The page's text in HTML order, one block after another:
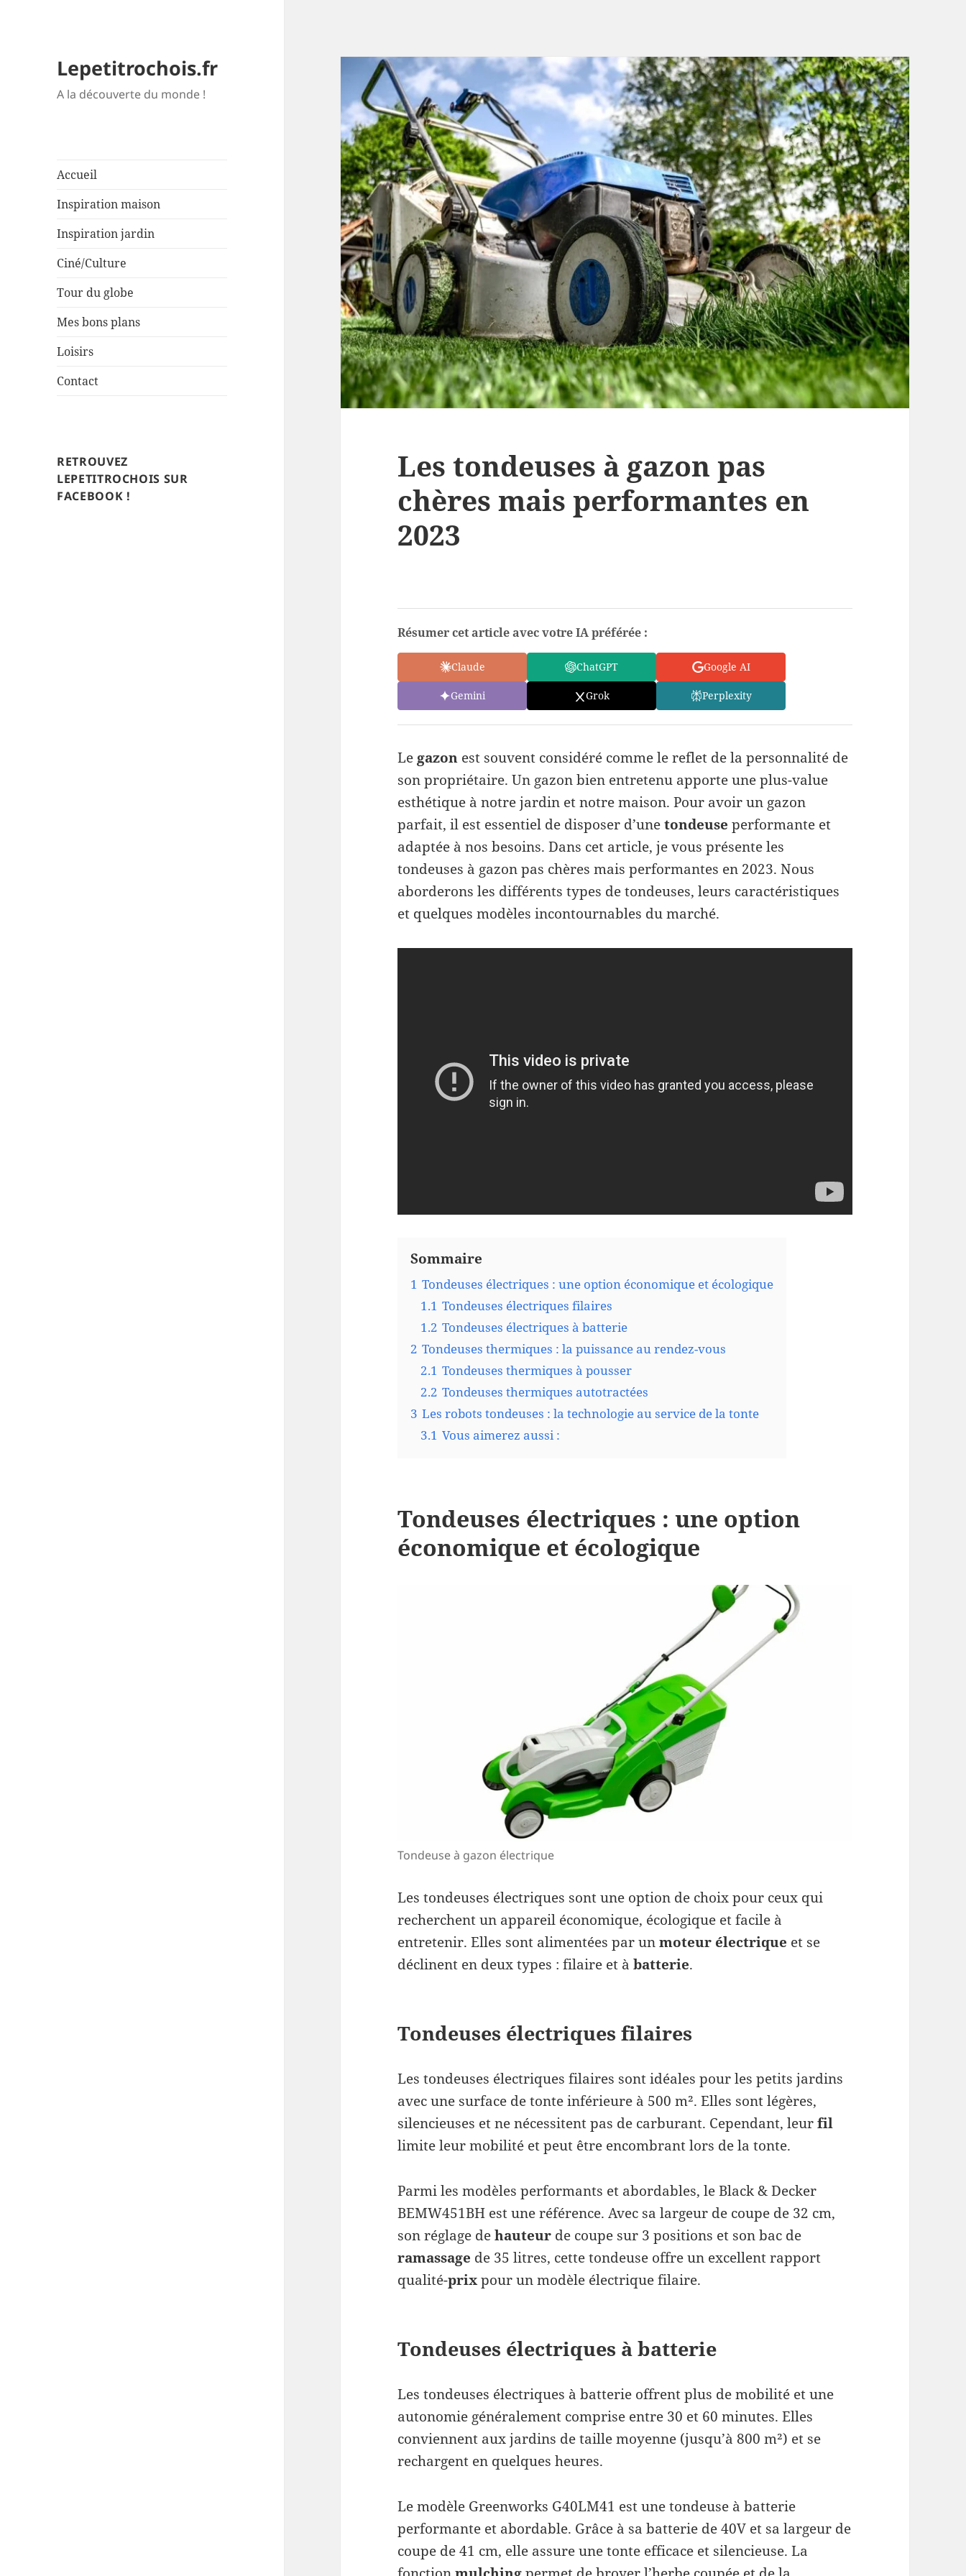
Lepetitrochois.fr
A la découverte du monde !
Accueil
Inspiration maison
Inspiration jardin
Ciné/Culture
Tour du globe
Mes bons plans
Loisirs
Contact
RETROUVEZ
LEPETITROCHOIS SUR
FACEBOOK !
Les tondeuses à gazon pas
chères mais performantes en
2023
Résumer cet article avec votre IA préférée :
Claude ChatGPT Google AI
Gemini Grok Perplexity
Le gazon est souvent considéré comme le reflet de la personnalité de
son propriétaire. Un gazon bien entretenu apporte une plus-value
esthétique à notre jardin et notre maison. Pour avoir un gazon
parfait, il est essentiel de disposer d’unetondeuse performante et
adaptée à nos besoins. Dans cet article, je vous présente les
tondeuses à gazon pas chères mais performantes en 2023. Nous
aborderons les différents types de tondeuses, leurs caractéristiques
et quelques modèles incontournables du marché.
Sommaire
1 Tondeuses électriques : une option économique et écologique
1.1 Tondeuses électriques filaires
1.2 Tondeuses électriques à batterie
2 Tondeuses thermiques : la puissance au rendez-vous
2.1 Tondeuses thermiques à pousser
2.2 Tondeuses thermiques autotractées
3 Les robots tondeuses : la technologie au service de la tonte
3.1 Vous aimerez aussi :
Tondeuses électriques : une option
économique et écologique
Tondeuse à gazon électrique
Les tondeuses électriques sont une option de choix pour ceux qui
recherchent un appareil économique, écologique et facile à
entretenir. Elles sont alimentées par unmoteur électrique et se
déclinent en deux types : filaire et àbatterie.
Tondeuses électriques filaires
Les tondeuses électriques filaires sont idéales pour les petits jardins
avec une surface de tonte inférieure à 500 m². Elles sont légères,
silencieuses et ne nécessitent pas de carburant. Cependant, leurfil
limite leur mobilité et peut être encombrant lors de la tonte.
Parmi les modèles performants et abordables, le Black & Decker
BEMW451BH est une référence. Avec sa largeur de coupe de 32 cm,
son réglage dehauteur de coupe sur 3 positions et son bac de
ramassage de 35 litres, cette tondeuse offre un excellent rapport
qualité-prixpour un modèle électrique filaire.
Tondeuses électriques à batterie
Les tondeuses électriques à batterie offrent plus de mobilité et une
autonomie généralement comprise entre 30 et 60 minutes. Elles
conviennent aux jardins de taille moyenne (jusqu’à 800 m²) et se
rechargent en quelques heures.
Le modèle Greenworks G40LM41 est une tondeuse à batterie
performante et abordable. Grâce à sa batterie de 40V et sa largeur de
coupe de 41 cm, elle assure une tonte efficace et silencieuse. La